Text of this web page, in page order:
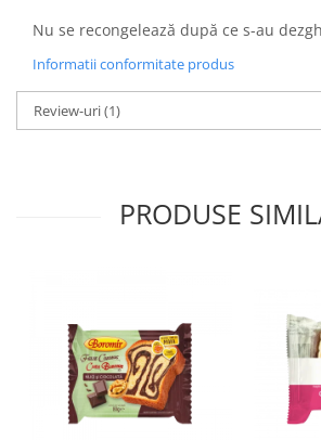
Covrigi cu ulei de masline
Covrigi de Buzau
Grisine
Crochete
Arpacas si pesmet
Patiserie congelata
Pizza congelata
Baton Cookie congelat
Cheesecake congelat
Nu se recongelează după ce s-au
Informatii conformitate produs
Review-uri(1)
PRODUSE